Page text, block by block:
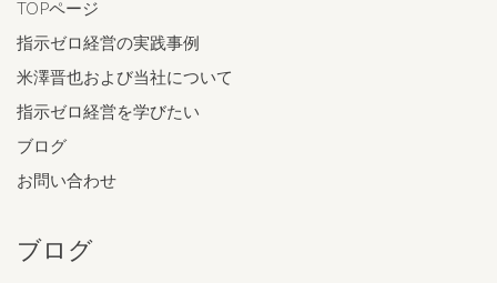
TOPページ
指示ゼロ経営の実践事例
米澤晋也および当社について
指示ゼロ経営を学びたい
ブログ
お問い合わせ
ブログ